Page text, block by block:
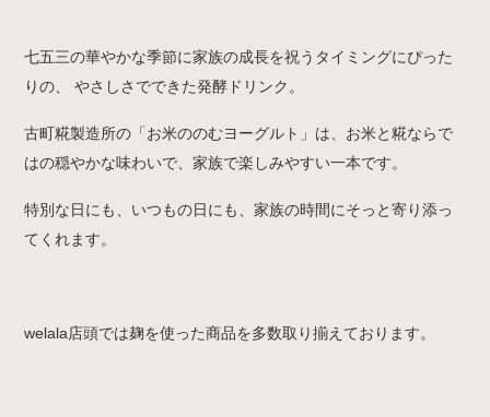
七五三の華やかな季節に家族の成長を祝うタイミングにぴった
りの、
やさしさでできた発酵ドリンク。
古町糀製造所の「お米ののむヨーグルト」は、お米と糀ならで
はの穏やかな味わいで、家族で楽しみやすい一本です。
特別な日にも、いつもの日にも、家族の時間にそっと寄り添っ
てくれます。
welala店頭では麹を使った商品を多数取り揃えております。